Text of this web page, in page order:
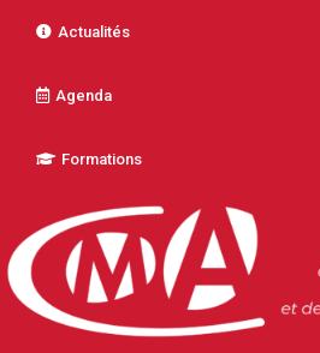
Actualités
Agenda
Formations